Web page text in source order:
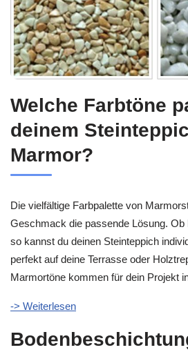
Welche Farbtöne
deinem
Marmor?
Die vielfältige Farbpalette von
Geschmack die passende Lösung. Ob
so kannst du deinen Steinteppich
perfekt auf deine Terrasse oder
Marmortöne kommen für dein Projekt
-> Weiterlesen